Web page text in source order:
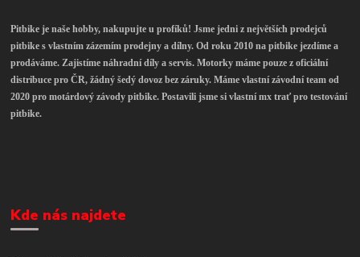
Pitbike je naše hobby, nakupujte u profíků! Jsme jedni z největších prodejců
pitbike s vlastním zázemím prodejny a dílny. Od roku 2010 na pitbike jezdíme a
prodáváme. Zajistíme náhradní díly a servis. Motorky máme pouze z oficiální
distribuce pro ČR, žádný šedý dovoz bez záruky. Máme vlastní závodní team od
2020 pro motárdový závody pitbike. Postavili jsme si vlastní mx trať pro testování
pitbike.
Kde nás najdete